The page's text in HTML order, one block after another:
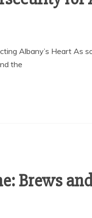
Albany’s Heart As
the
Brews